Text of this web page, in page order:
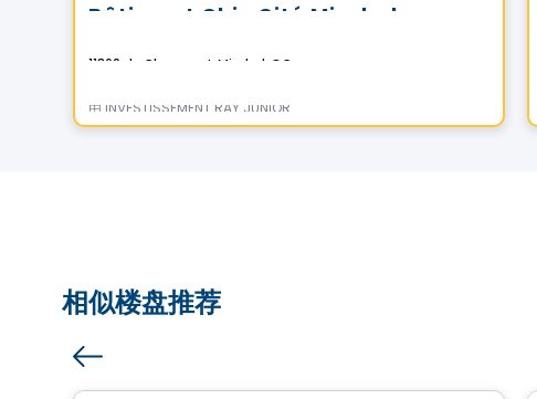
Bâtiment Chic Cité Mirabel
11860 de Chaumont, Mirabel, QC
由 INVESTISSEMENT RAY JUNIOR
相似楼盘推荐